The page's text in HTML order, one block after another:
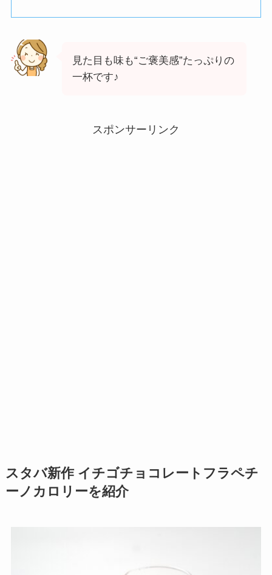
見た目も味も“ご褒美感”たっぷりの
一杯です♪
スポンサーリンク
スタバ新作 イチゴチョコレートフラペチ
ーノカロリーを紹介